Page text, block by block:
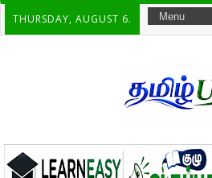
THURSDAY, AUGUST 6.